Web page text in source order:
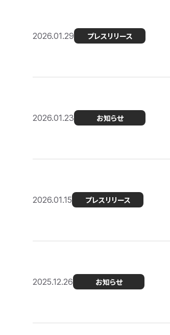
2026.01.29 プレスリリース
2026.01.23 お知らせ
2026.01.15 プレスリリース
2025.12.26 お知らせ